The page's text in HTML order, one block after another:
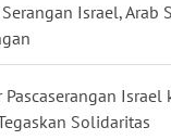
Israel, Arab
Israel
Solidaritas